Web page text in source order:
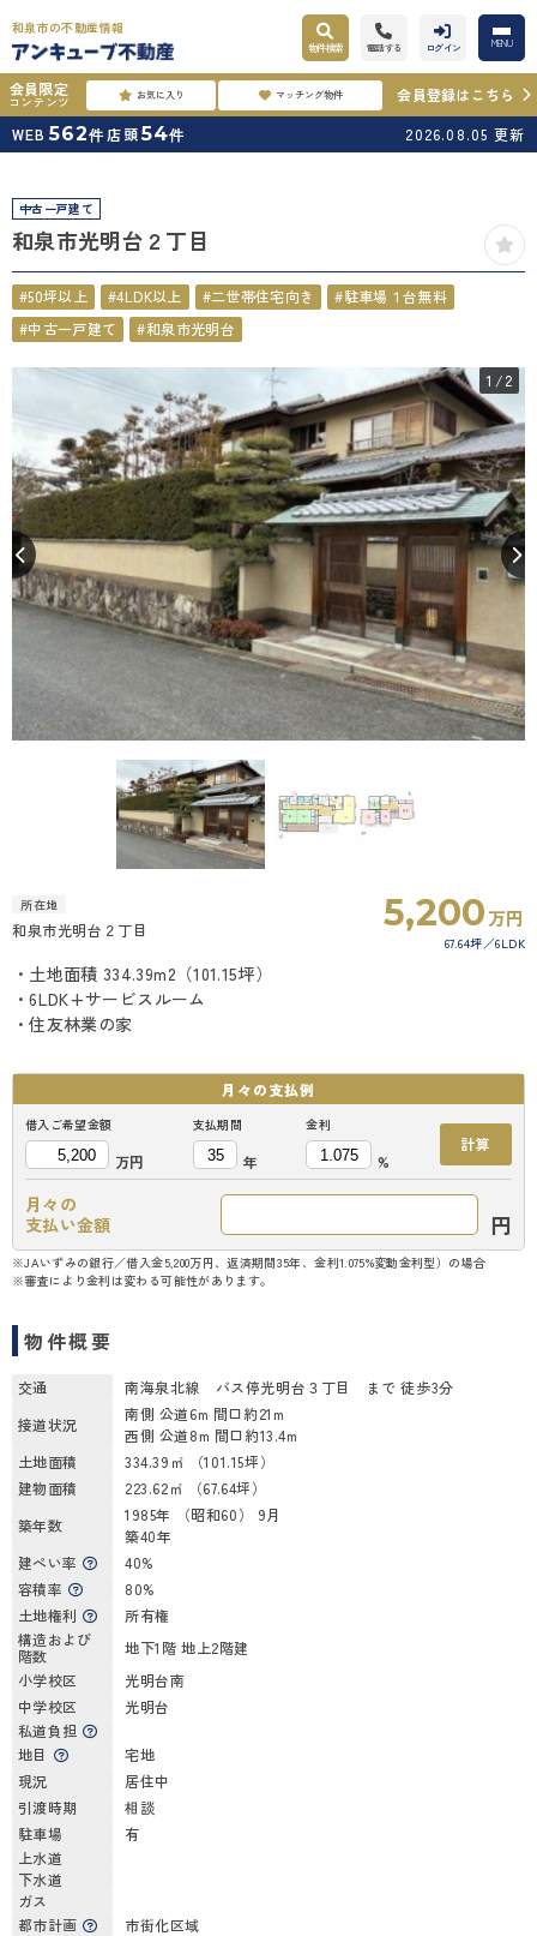
和泉市の不動産情報
物件検索 電話する ログイン MENU
会員限定
コンテンツ お気に入り マッチング物件
会員登録はこちら
WEB 562件 店頭54件 2026.08.05 更新
中古一戸建て
和泉市光明台２丁目
#50坪以上 #4LDK以上 #二世帯住宅向き
#駐車場１台無料
#中古一戸建て
#和泉市光明台
1 /2
所在地
和泉市光明台２丁目 5,200万円
67.64坪 6LDK
・土地面積 334.39m2（101.15坪）
・6LDK+サービスルーム
・住友林業の家
月々の支払例
借入ご希望金額
万円
支払期間
年
金利
%
計算
月々の
支払い金額
円
※JAいずみの銀行／借入金5,200万円、返済期間35年、金利1.075%変動金利型）の場合
※審査により金利は変わる可能性があります。
物件概要
交通
南海泉北線 バス停光明台３丁目 まで 徒歩3分
接道状況
南側 公道6m 間口約21m
西側 公道8m 間口約13.4m
土地面積
334.39㎡ （101.15坪）
建物面積
223.62㎡ （67.64坪）
築年数
1985年 （昭和60） 9月
築40年
建ぺい率
40%
容積率
80%
土地権利
所有権
構造および
階数
地下1階 地上2階建
小学校区
光明台南
中学校区
光明台
私道負担
地目
宅地
現況
居住中
引渡時期
相談
駐車場
有
上水道
下水道
ガス
都市計画
市街化区域